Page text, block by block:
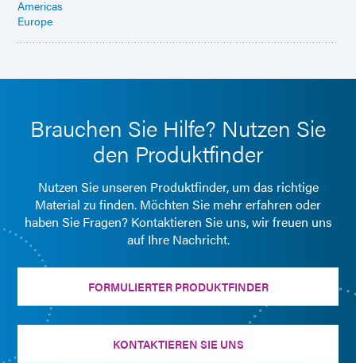
Americas
Europe
Brauchen Sie Hilfe? Nutzen Sie
den Produktfinder
Nutzen Sie unseren Produktfinder, um das richtige
Material zu finden. Möchten Sie mehr erfahren oder
haben Sie Fragen? Kontaktieren Sie uns, wir freuen uns
auf Ihre Nachricht.
FORMULIERTER PRODUKTFINDER
KONTAKTIEREN SIE UNS